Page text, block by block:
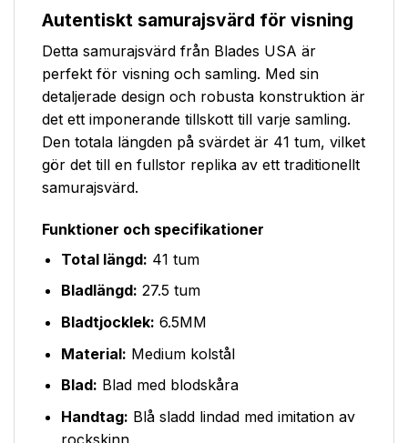
Autentiskt samurajsvärd för visning
Detta samurajsvärd från Blades USA är
perfekt för visning och samling. Med sin
detaljerade design och robusta konstruktion är
det ett imponerande tillskott till varje samling.
Den totala längden på svärdet är 41 tum, vilket
gör det till en fullstor replika av ett traditionellt
samurajsvärd.
Funktioner och specifikationer
Total längd: 41 tum
Bladlängd: 27.5 tum
Bladtjocklek: 6.5MM
Material: Medium kolstål
Blad: Blad med blodskåra
Handtag: Blå sladd lindad med imitation av
rockskinn